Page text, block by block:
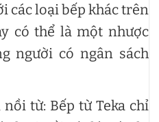
các loại bếp khác trên
có thể là một nhược
người có ngân sách
từ: Bếp từ Teka chỉ